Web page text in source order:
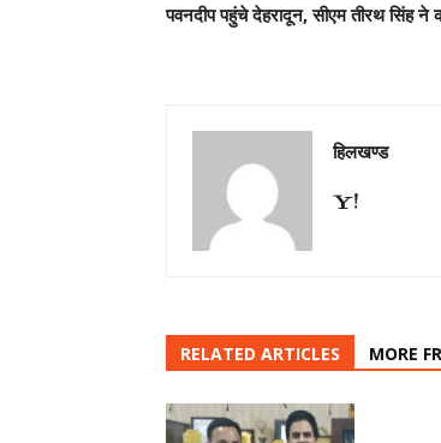
पवनदीप पहुंचे देहरादून, सीएम तीरथ सिंह ने
हिलखण्ड
RELATED ARTICLES MORE